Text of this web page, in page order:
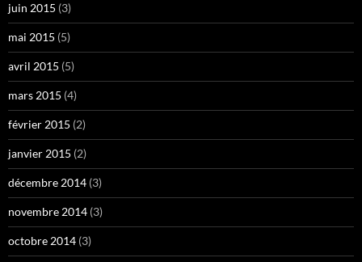
juin 2015 (3)
mai 2015 (5)
avril 2015 (5)
mars 2015 (4)
février 2015 (2)
janvier 2015 (2)
décembre 2014 (3)
novembre 2014 (3)
octobre 2014 (3)